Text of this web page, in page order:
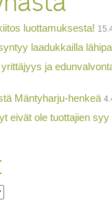
luottamuksesta!
laadukkailla
ja
Mäntyharju-henkeä
eivät ole tuottajien syy